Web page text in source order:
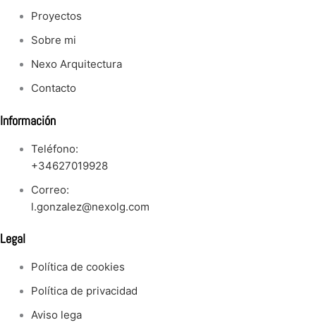
Proyectos
Sobre mi
Nexo Arquitectura
Contacto
Información
Teléfono:
+34627019928
Correo:
l.gonzalez@nexolg.com
Legal
Política de cookies
Política de privacidad
Aviso lega